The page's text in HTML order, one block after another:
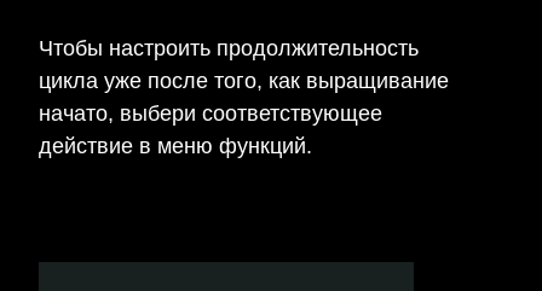
Чтобы настроить продолжительность
цикла уже после того, как выращивание
начато, выбери соответствующее
действие в меню функций.